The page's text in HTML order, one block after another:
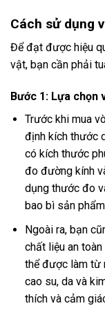
Cách sử dụng
Để đạt được hiệu
vật, bạn cần phải
Bước 1: Lựa chọn
Trước khi mua
định kích thước
có kích thước
đo đường kính
dụng thước đo
bao bì sản
Ngoài ra, bạn
chất liệu an
thể được làm từ
cao su, da và
thích và cảm